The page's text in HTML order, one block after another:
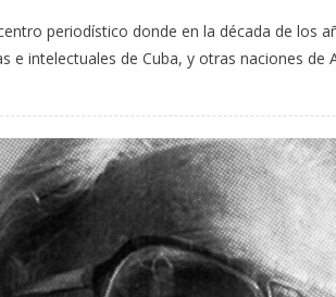
periodístico donde en la década de los
e intelectuales de Cuba, y otras naciones de